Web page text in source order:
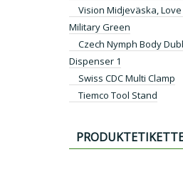
Vision Midjeväska,
Military Green
Czech Nymph Body
Dispenser 1
Swiss CDC Multi Clamp
Tiemco Tool Stand